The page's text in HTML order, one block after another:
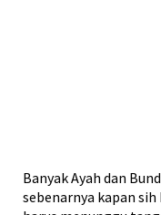
Banyak Ayah dan
sebenarnya kapan